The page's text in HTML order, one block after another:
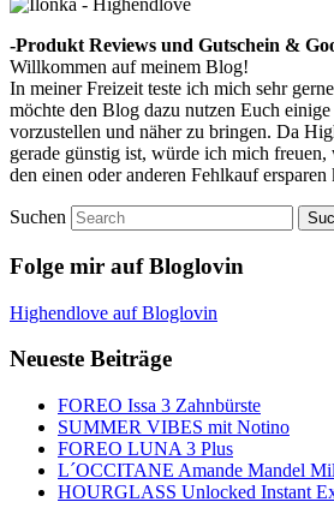
-Produkt Reviews und Gutschein &
Willkommen auf meinem Blog!
In meiner Freizeit teste ich mich sehr
möchte den Blog dazu nutzen Euch
vorzustellen und näher zu bringen. Da
gerade günstig ist, würde ich mich
den einen oder anderen Fehlkauf ersparen
Suchen
Folge mir auf Bloglovin
Highendlove auf Bloglovin
Neueste Beiträge
FOREO Issa 3 Zahnbürste
SUMMER VIBES mit Notino
FOREO LUNA 3 Plus
L´OCCITANE Amande Mandel
HOURGLASS Unlocked Instant